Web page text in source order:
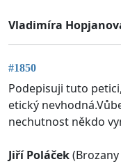
Vladimíra
#1850
Podepisuji tuto
etický
nechutnost někdo
Jiří Poláček